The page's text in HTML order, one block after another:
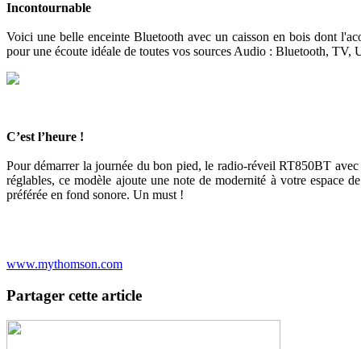
Incontournable
Voici une belle enceinte Bluetooth avec un caisson en bois dont
pour une écoute idéale de toutes vos sources Audio : Bluetooth,
C’est l’heure !
Pour démarrer la journée du bon pied, le radio-réveil RT850BT
réglables, ce modèle ajoute une note de modernité à votre
préférée en fond sonore. Un must !
www.mythomson.com
Partager cette article